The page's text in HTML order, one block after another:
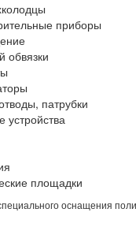
приборы
обвязки
патрубки
площадки
оснащения